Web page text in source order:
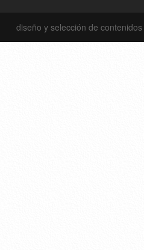
diseño y selección de contenidos